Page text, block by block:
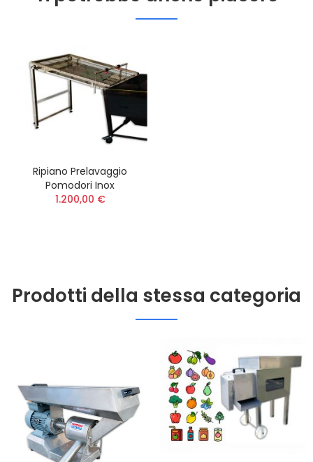
Ripiano Prelavaggio
Pomodori Inox
1.200,00 €
Prodotti della stessa categoria